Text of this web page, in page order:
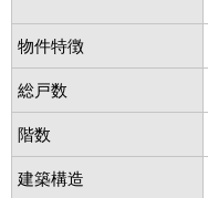
物件特徴
総戸数
階数
建築構造